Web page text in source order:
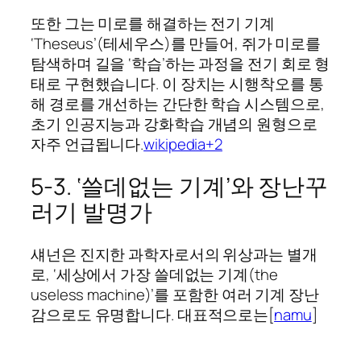
또한 그는 미로를 해결하는 전기 기계
‘Theseus’(테세우스)를 만들어, 쥐가 미로를
탐색하며 길을 ‘학습’하는 과정을 전기 회로 형
태로 구현했습니다. 이 장치는 시행착오를 통
해 경로를 개선하는 간단한 학습 시스템으로,
초기 인공지능과 강화학습 개념의 원형으로
자주 언급됩니다.wikipedia+2
5‑3. ‘쓸데없는 기계’와 장난꾸
러기 발명가
섀넌은 진지한 과학자로서의 위상과는 별개
로, ‘세상에서 가장 쓸데없는 기계(the
useless machine)’를 포함한 여러 기계 장난
감으로도 유명합니다. 대표적으로는[namu]​